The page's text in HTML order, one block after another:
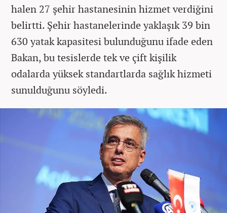
halen 27 şehir hastanesinin hizmet verdiğini
belirtti. Şehir hastanelerinde yaklaşık 39 bin
630 yatak kapasitesi bulunduğunu ifade eden
Bakan, bu tesislerde tek ve çift kişilik
odalarda yüksek standartlarda sağlık hizmeti
sunulduğunu söyledi.